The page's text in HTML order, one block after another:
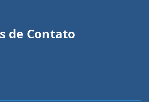
de Contato